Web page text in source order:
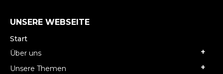
UNSERE WEBSEITE
Start
Über uns
Unsere Themen